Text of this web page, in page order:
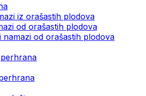
iz orašastih plodova
od orašastih plodova
namazi od orašastih plodova